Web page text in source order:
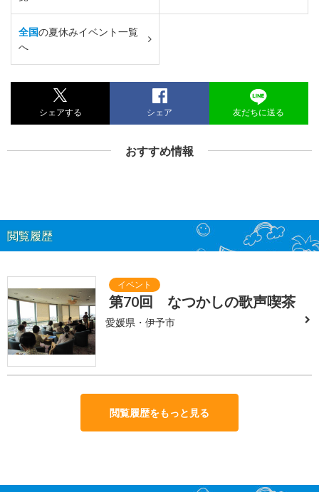
全国の夏休みイベント一覧
へ
シェアする シェア 友だちに送る
おすすめ情報
閲覧履歴
第70回 なつかしの歌声喫茶
愛媛県・伊予市
閲覧履歴をもっと見る